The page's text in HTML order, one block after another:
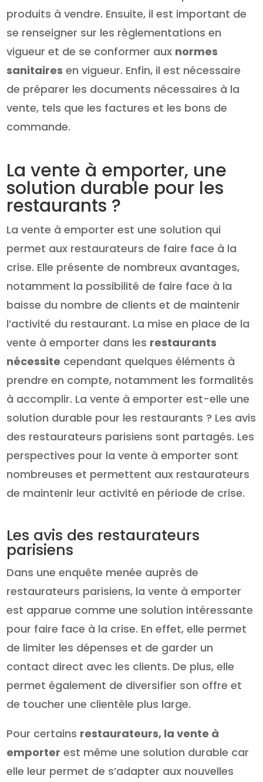
produits à vendre. Ensuite, il est important de
se renseigner sur les règlementations en
vigueur et de se conformer aux normes
sanitaires en vigueur. Enfin, il est nécessaire
de préparer les documents nécessaires à la
vente, tels que les factures et les bons de
commande.
La vente à emporter, une
solution durable pour les
restaurants ?
La vente à emporter est une solution qui
permet aux restaurateurs de faire face à la
crise. Elle présente de nombreux avantages,
notamment la possibilité de faire face à la
baisse du nombre de clients et de maintenir
l’activité du restaurant. La mise en place de la
vente à emporter dans les restaurants
nécessite cependant quelques éléments à
prendre en compte, notamment les formalités
à accomplir. La vente à emporter est-elle une
solution durable pour les restaurants ? Les avis
des restaurateurs parisiens sont partagés. Les
perspectives pour la vente à emporter sont
nombreuses et permettent aux restaurateurs
de maintenir leur activité en période de crise.
Les avis des restaurateurs
parisiens
Dans une enquête menée auprès de
restaurateurs parisiens, la vente à emporter
est apparue comme une solution intéressante
pour faire face à la crise. En effet, elle permet
de limiter les dépenses et de garder un
contact direct avec les clients. De plus, elle
permet également de diversifier son offre et
de toucher une clientèle plus large.
Pour certains restaurateurs, la vente à
emporter est même une solution durable car
elle leur permet de s’adapter aux nouvelles